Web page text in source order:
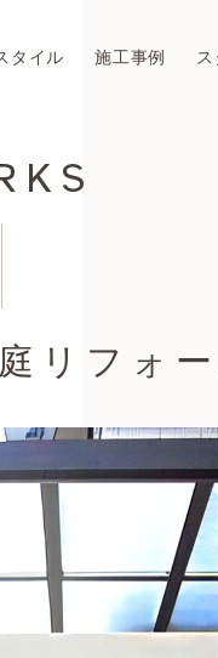
タイル 施工事例
リフォ